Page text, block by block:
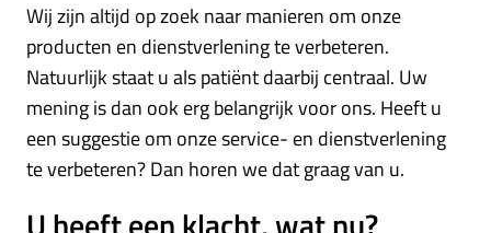
Wij zijn altijd op zoek naar manieren om onze
producten en dienstverlening te verbeteren.
Natuurlijk staat u als patiënt daarbij centraal. Uw
mening is dan ook erg belangrijk voor ons. Heeft u
een suggestie om onze service- en dienstverlening
te verbeteren? Dan horen we dat graag van u.